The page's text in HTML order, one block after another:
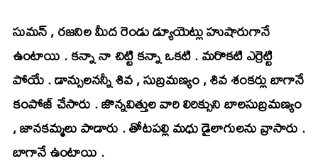
సుమన్ , రజనిల మీద రెండు డ్యూయెట్లు హుషారుగానే
ఉంటాయి . కన్నా నా చిట్టి కన్నా ఒకటి . మరొకటి ఎర్రెట్టి
పోయే . డాన్సులనన్నీ శివ , సుబ్రమణ్యం , శివ శంకర్లు బాగానే
కంపోజ్ చేసారు . జొన్నవిత్తుల వారి లిరిక్సుని బాలసుబ్రమణ్యం
, జానకమ్మలు పాడారు . తోటపల్లి మధు డైలాగులను వ్రాసారు .
బాగానే ఉంటాయి .